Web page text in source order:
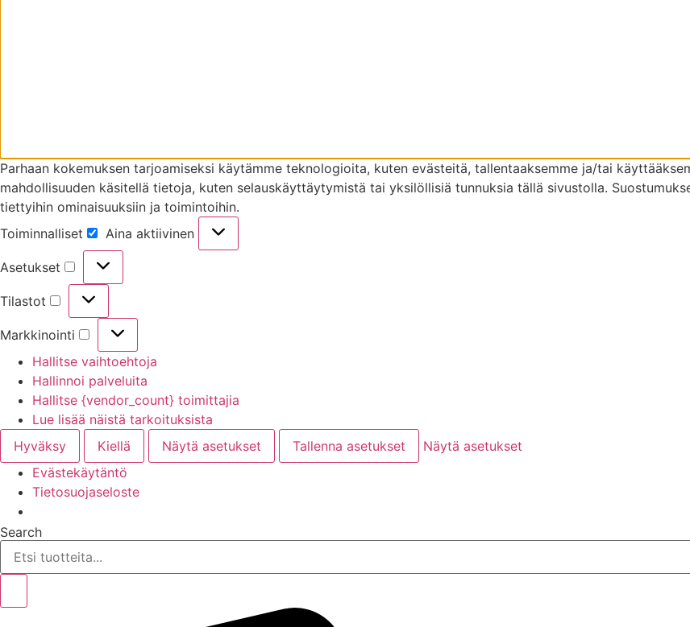
Parhaan kokemuksen tarjoamiseksi käytämme teknologioita, kuten evästeitä, tallentaaksemme ja/tai
mahdollisuuden käsitellä tietoja, kuten selauskäyttäytymistä tai yksilöllisiä tunnuksia tällä sivustolla.
tiettyihin ominaisuuksiin ja toimintoihin.
Toiminnalliset
Toiminnalliset
Aina aktiivinen
Asetukset
Asetukset
Tilastot
Tilastot
Markkinointi
Markkinointi
Hallitse vaihtoehtoja
Hallinnoi palveluita
Hallitse {vendor_count} toimittajia
Lue lisää näistä tarkoituksista
Hyväksy
Kiellä Näytä asetukset Tallenna asetukset
Näytä asetukset
Evästekäytäntö
Tietosuojaseloste
Mene
sisältöön
Search